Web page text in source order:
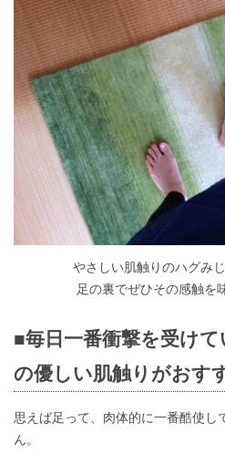
やさしい肌触りのハグみ
足の裏でぜひその感触を
■毎日一番衝撃を受け
の優しい肌触りがおす
思えば足って、肉体的に一番酷使し
ん。